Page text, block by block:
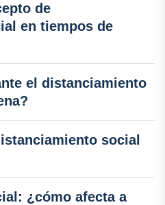
de
en tiempos de
el distanciamiento
social
¿cómo afecta a